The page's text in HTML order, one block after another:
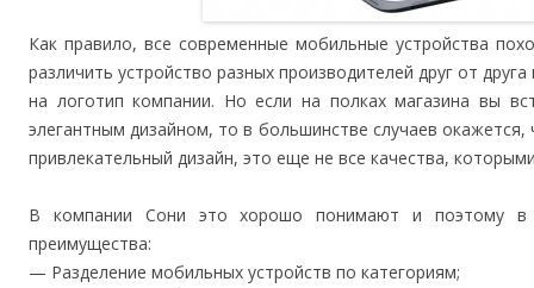
Как правило, все современные мобильные устройства
различить устройство разных производителей друг от
на логотип компании. Но если на полках магазина вы
элегантным дизайном, то в большинстве случаев
привлекательный дизайн, это еще не все качества,
В компании Сони это хорошо понимают и поэтому в
преимущества:
— Разделение мобильных устройств по категориям;